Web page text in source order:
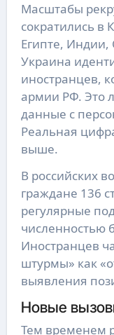
Масштабы
сократились
Египте,
Украина
иностранцев,
армии РФ. Это
данные с
Реальная
выше.
В российских
граждане 136
регулярные
численностью
Иностранцев
штурмы» как
выявления
Новые
Тем временем